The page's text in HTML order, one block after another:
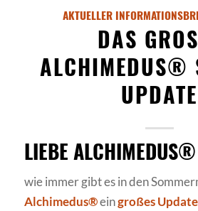
AKTUELLER
DAS
LCHIMEDUS®
PDATE
LIEBE
wie immer gibt es in den
Alchimedus®eingroßes Update